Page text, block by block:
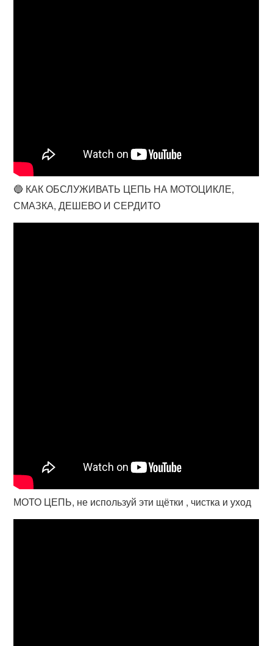
🔵 КАК ОБСЛУЖИВАТЬ ЦЕПЬ НА МОТОЦИКЛЕ,
СМАЗКА, ДЕШЕВО И СЕРДИТО
МОТО ЦЕПЬ, не используй эти щётки , чистка и уход